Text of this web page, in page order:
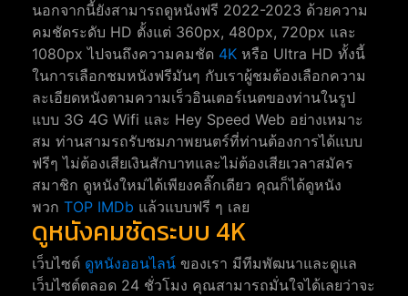
นอกจากนี้ยังสามารถดูหนังฟรี 2022-2023 ด้วยความ
คมชัดระดับ HD ตั้งแต่ 360px, 480px, 720px และ
1080px ไปจนถึงความคมชัด 4K หรือ Ultra HD ทั้งนี้
ในการเลือกชมหนังฟรีมันๆ กับเราผู้ชมต้องเลือกความ
ละเอียดหนังตามความเร็วอินเตอร์เนตของท่านในรูป
แบบ 3G 4G Wifi และ Hey Speed Web อย่างเหมาะ
สม ท่านสามรถรับชมภาพยนตร์ที่ท่านต้องการได้แบบ
ฟรีๆ ไม่ต้องเสียเงินสักบาทและไม่ต้องเสียเวลาสมัคร
สมาชิก ดูหนังใหม่ได้เพียงคลิ๊กเดียว คุณก็ได้ดูหนัง
พวก TOP IMDb แล้วแบบฟรี ๆ เลย
ดูหนังคมชัดระบบ 4K
เว็บไซต์ ดูหนังออนไลน์ ของเรา มีทีมพัฒนาและดูแล
เว็บไซต์ตลอด 24 ชั่วโมง คุณสามารถมั่นใจได้เลยว่าจะ